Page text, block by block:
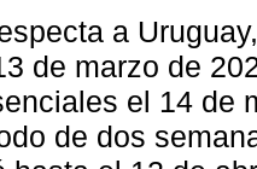
a
de marzo de
el 14 de
de dos